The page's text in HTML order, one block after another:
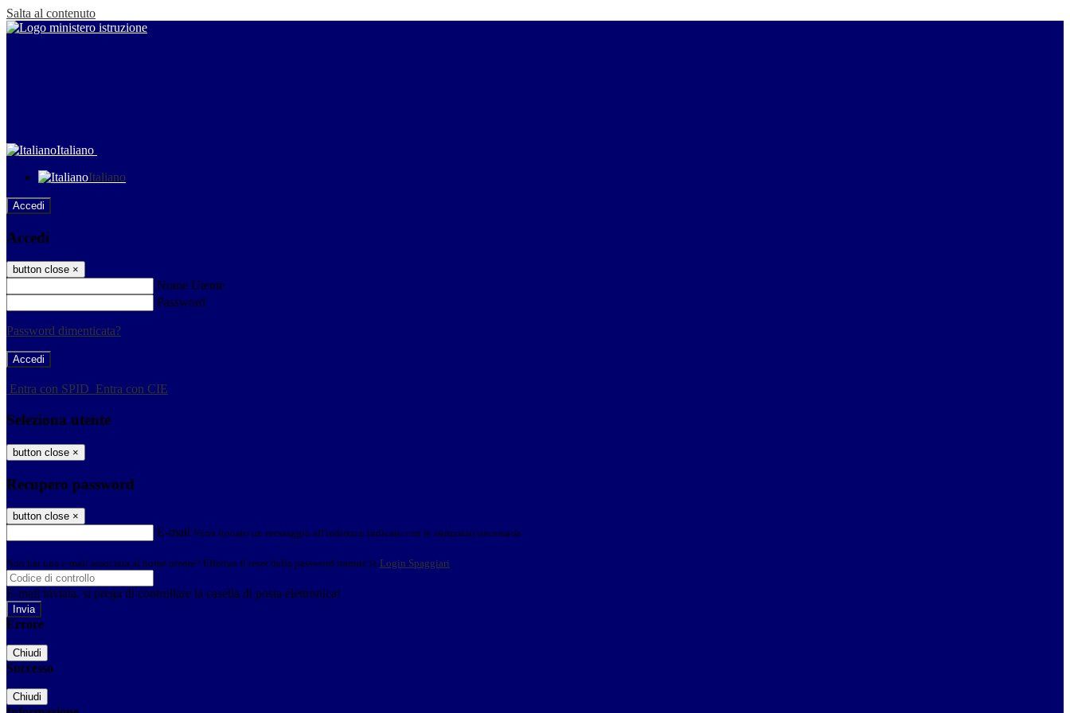
Salta al contenuto
Italiano
Italiano
Accedi
Accedi
button close ×
Nome Utente
Password
Password dimenticata?
-
Entra con SPID Entra con CIE
Seleziona utente
button close ×
Recupero password
button close ×
E-mail Verrà inviato un messaggio all'indirizzo indicato con le istruzioni necessarie.
Non hai una e-mail associata al nome utente? Effettua il reset della password tramite la Login Spaggiari
E-mail inviata, si prega di controllare la casella di posta elettronica!
Errore
Chiudi
Successo
Chiudi